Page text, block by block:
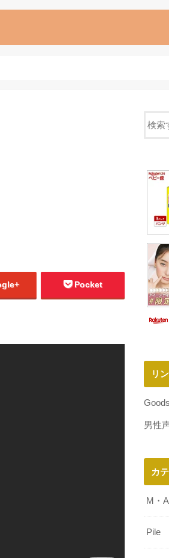
Pocket
リ
Goods
男性
カ
M・
Pile